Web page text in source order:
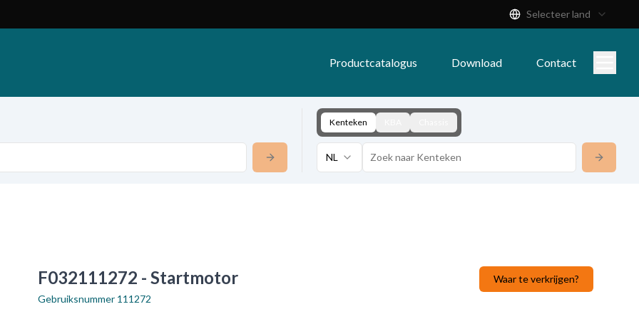
Selecteer land
Productcatalogus Download Contact
Kenteken
NL
F032111272 - Startmotor
Waar te verkrijgen?
Gebruiksnummer 111272